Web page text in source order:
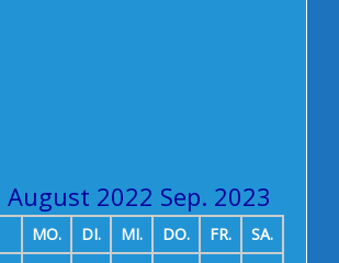
August 2022 Sep. 2023
MO. DI. MI. DO. FR.
SA.